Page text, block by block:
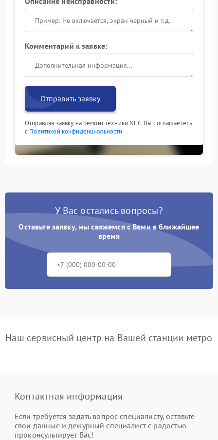
Комментарий к заявке:
Отправить заявку
Отправляя заявку на ремонт техники NEC, Вы соглашаетесь
с Политикой конфиденциальности
У Вас остались вопросы?
Оставьте заявку, мы свяжемся с Вами в ближайшее
время
Наш сервисный центр на Вашей станции метро
Контактная информация
Если требуется задать вопрос специалисту, оставьте
свои данные и дежурный специалист с радостью
проконсультирует Вас!